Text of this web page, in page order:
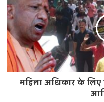
महिला अधिकार के लिए